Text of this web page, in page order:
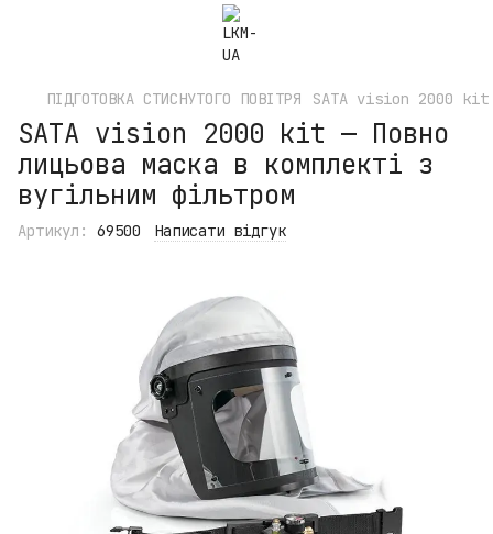
ПІДГОТОВКА СТИСНУТОГО ПОВІТРЯ SATA vision 2000 kit
SATA vision 2000 kit — Повно
лицьова маска в комплекті з
вугільним фільтром
Артикул: 69500 Написати відгук